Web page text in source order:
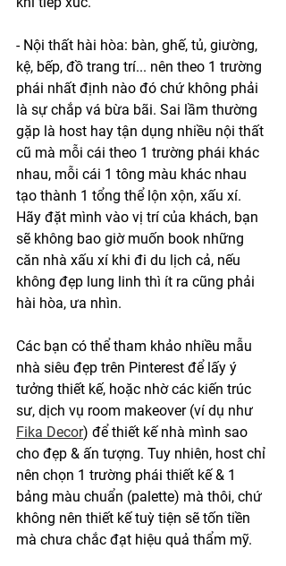
- Nội thất hài hòa: bàn, ghế, tủ, giường,
kệ, bếp, đồ trang trí... nên theo 1 trường
phái nhất định nào đó chứ không phải
là sự chắp vá bừa bãi. Sai lầm thường
gặp là host hay tận dụng nhiều nội thất
cũ mà mỗi cái theo 1 trường phái khác
nhau, mỗi cái 1 tông màu khác nhau
tạo thành 1 tổng thể lộn xộn, xấu xí.
Hãy đặt mình vào vị trí của khách, bạn
sẽ không bao giờ muốn book những
căn nhà xấu xí khi đi du lịch cả, nếu
không đẹp lung linh thì ít ra cũng phải
hài hòa, ưa nhìn.
Các bạn có thể tham khảo nhiều mẫu
nhà siêu đẹp trên Pinterest để lấy ý
tưởng thiết kế, hoặc nhờ các kiến trúc
sư, dịch vụ room makeover (ví dụ như
Fika Decor) để thiết kế nhà mình sao
cho đẹp & ấn tượng. Tuy nhiên, host chỉ
nên chọn 1 trường phái thiết kế & 1
bảng màu chuẩn (palette) mà thôi, chứ
không nên thiết kế tuỳ tiện sẽ tốn tiền
mà chưa chắc đạt hiệu quả thẩm mỹ.